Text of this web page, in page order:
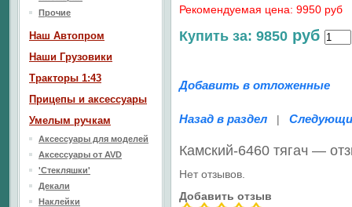
Рекомендуемая цена: 9950 руб
Купить за: 9850 руб
Добавить в отложенные
Назад в раздел |
Камский-6460 тягач —
Нет отзывов.
Добавить отзыв
Прочие
Наш Aвтопром
Наши Грузовики
Тракторы 1:43
Прицепы и аксессуары
Умелым ручкам
Аксессуары для моделей
Аксессуары от AVD
'Стекляшки'
Декали
Наклейки